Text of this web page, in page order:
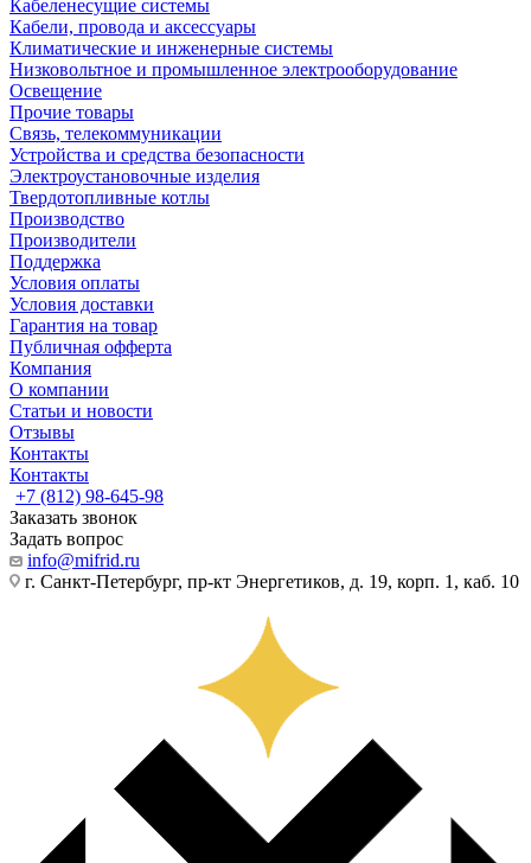
Кабеленесущие системы
Кабели, провода и аксессуары
Климатические и инженерные системы
Низковольтное и промышленное электрооборудование
Освещение
Прочие товары
Связь, телекоммуникации
Устройства и средства безопасности
Электроустановочные изделия
Твердотопливные котлы
Производство
Производители
Поддержка
Условия оплаты
Условия доставки
Гарантия на товар
Публичная офферта
Компания
О компании
Статьи и новости
Отзывы
Контакты
Контакты
+7 (812) 98-645-98
Заказать звонок
Задать вопрос
info@mifrid.ru
г. Санкт-Петербург, пр-кт Энергетиков, д. 19, корп. 1, каб. 10